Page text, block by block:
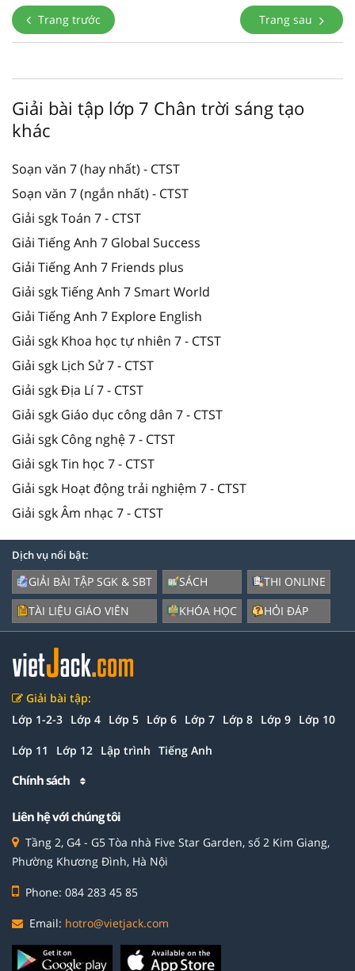
Trang trước Trang sau
Giải bài tập lớp 7 Chân trời sáng tạo
khác
Soạn văn 7 (hay nhất) - CTST
Soạn văn 7 (ngắn nhất) - CTST
Giải sgk Toán 7 - CTST
Giải Tiếng Anh 7 Global Success
Giải Tiếng Anh 7 Friends plus
Giải sgk Tiếng Anh 7 Smart World
Giải Tiếng Anh 7 Explore English
Giải sgk Khoa học tự nhiên 7 - CTST
Giải sgk Lịch Sử 7 - CTST
Giải sgk Địa Lí 7 - CTST
Giải sgk Giáo dục công dân 7 - CTST
Giải sgk Công nghệ 7 - CTST
Giải sgk Tin học 7 - CTST
Giải sgk Hoạt động trải nghiệm 7 - CTST
Giải sgk Âm nhạc 7 - CTST
Dịch vụ nổi bật:
GIẢI BÀI TẬP SGK & SBT
TÀI LIỆU GIÁO VIÊN
SÁCH
KHÓA HỌC
THI ONLINE
HỎI ĐÁP
Giải bài tập:
Lớp 1-2-3 Lớp 4 Lớp 5 Lớp 6 Lớp 7 Lớp 8 Lớp 9 Lớp 10
Lớp 11 Lớp 12 Lập trình Tiếng Anh
Chính sách
Liên hệ với chúng tôi
Tầng 2, G4 - G5 Tòa nhà Five Star Garden, số 2 Kim Giang,
Phường Khương Đình, Hà Nội
Phone: 084 283 45 85
Email: hotro@vietjack.com